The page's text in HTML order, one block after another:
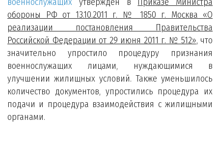
обороны РФ от 13.10.2011 г. № 1850 г. Москва «О
реализации постановления Правительства
Российской Федерации от 29 июня 2011 г. № 512», что
значительно упростило процедуру признания
военнослужащих лицами, нуждающимися в
улучшении жилищных условий. Также уменьшилось
количество документов, упростились процедура их
подачи и процедура взаимодействия с жилищными
органами.